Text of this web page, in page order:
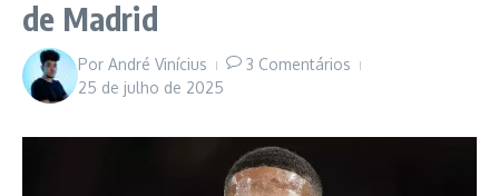
de Madrid
Por André Vinícius
3 Comentários
25 de julho de 2025